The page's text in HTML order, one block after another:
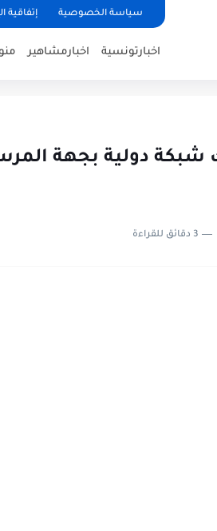
سياسة الخصوصية إتفاقية
اخبارتونسية اخبارمشاهير
شبكة دولية بجهة
3 دقائق للقراءة